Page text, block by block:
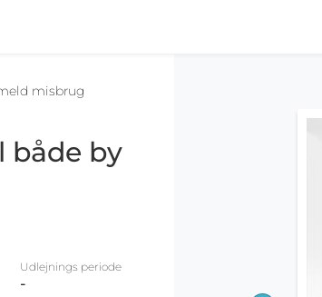
misbrug
både by
Udlejnings periode
-